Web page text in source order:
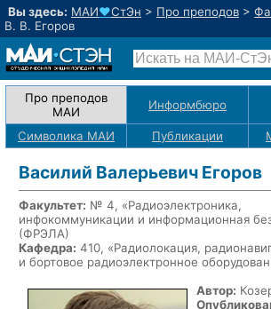
Вы здесь: МАИ♥СтЭн > Про преподов >
В. В. Егоров
Про преподов
МАИ
Информбюро
Символика МАИ Публикации
Василий Валерьевич Егоров
Факультет: № 4, «Радиоэлектроника,
инфокоммуникации и информационная
(ФРЭЛА)
Кафедра: 410, «Радиолокация,
и бортовое радиоэлектронное
Автор: